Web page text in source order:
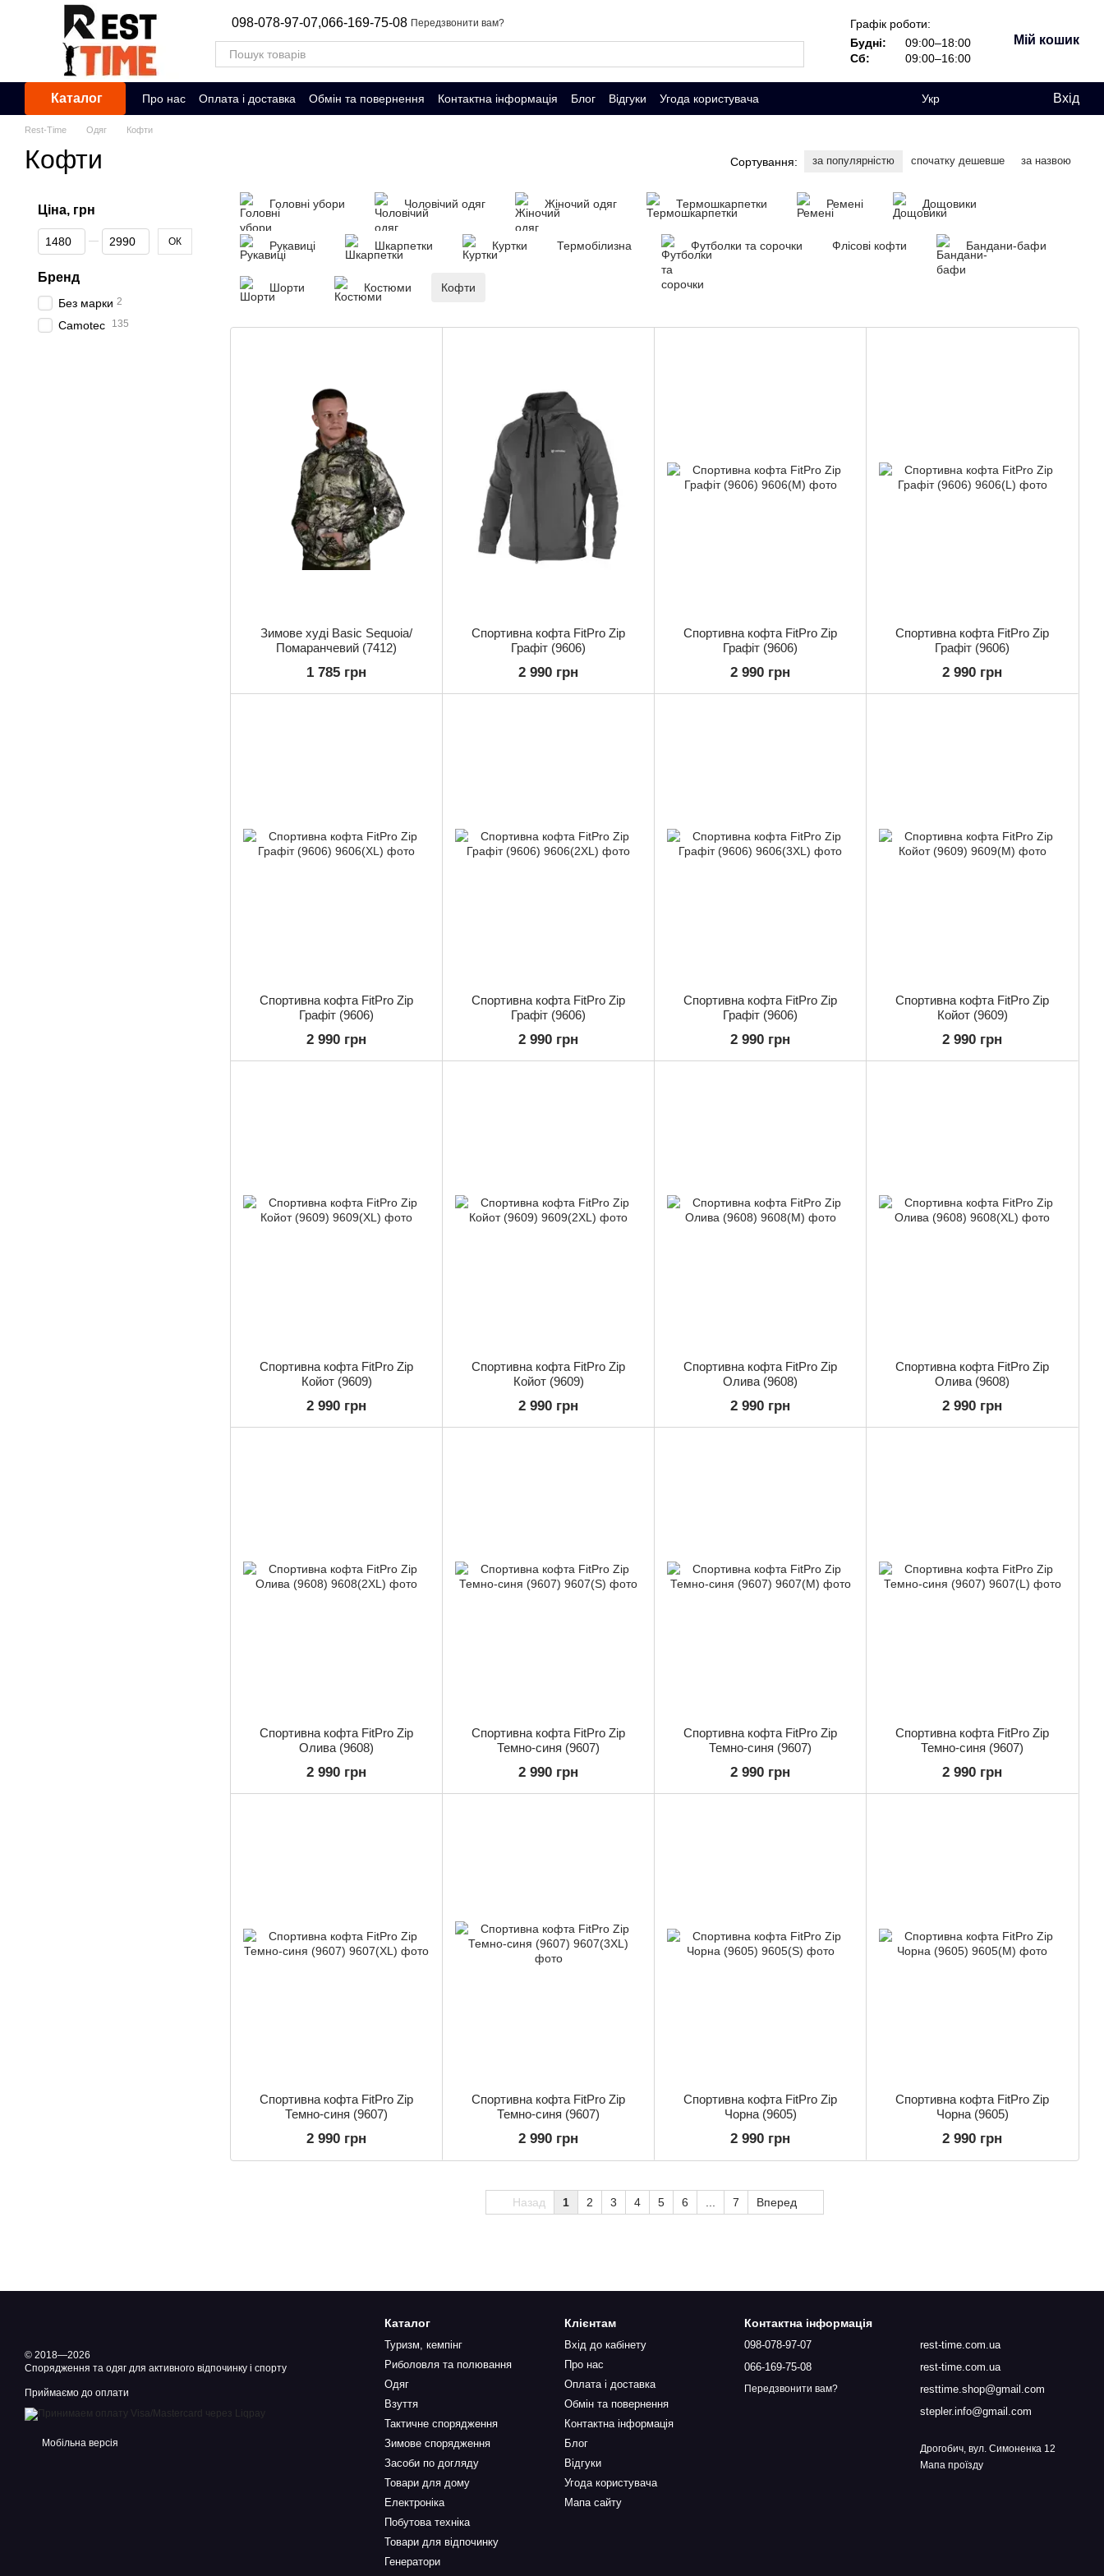
Перейти до основного контенту
098-078-97-07,066-169-75-08 Передзвонити вам?
Графік роботи:
Будні:
09:00–18:00
Сб:
09:00–16:00
Мій кошик
Каталог Про нас Оплата і доставка Обмін та повернення Контактна інформація Блог Відгуки Угода користувача Укр Вхід
Rest-Time Одяг Кофти
Кофти Сортування: за популярністю спочатку дешевше за назвою
Головні убори Чоловічий одяг Жіночий одяг Термошкарпетки Ремені Дощовики
Рукавиці Шкарпетки Куртки Термобілизна Футболки та сорочки Флісові кофти Бандани-бафи
Шорти Костюми Кофти
Зимове худі Basic Sequoia/
Помаранчевий (7412)
1 785 грн
Спортивна кофта FitPro Zip
Графіт (9606)
2 990 грн
Спортивна кофта FitPro Zip
Графіт (9606)
2 990 грн
Спортивна кофта FitPro Zip
Графіт (9606)
2 990 грн
Спортивна кофта FitPro Zip
Графіт (9606)
2 990 грн
Спортивна кофта FitPro Zip
Графіт (9606)
2 990 грн
Спортивна кофта FitPro Zip
Графіт (9606)
2 990 грн
Спортивна кофта FitPro Zip
Койот (9609)
2 990 грн
Спортивна кофта FitPro Zip
Койот (9609)
2 990 грн
Спортивна кофта FitPro Zip
Койот (9609)
2 990 грн
Спортивна кофта FitPro Zip
Олива (9608)
2 990 грн
Спортивна кофта FitPro Zip
Олива (9608)
2 990 грн
Спортивна кофта FitPro Zip
Олива (9608)
2 990 грн
Спортивна кофта FitPro Zip
Темно-синя (9607)
2 990 грн
Спортивна кофта FitPro Zip
Темно-синя (9607)
2 990 грн
Спортивна кофта FitPro Zip
Темно-синя (9607)
2 990 грн
Спортивна кофта FitPro Zip
Темно-синя (9607)
2 990 грн
Спортивна кофта FitPro Zip
Темно-синя (9607)
2 990 грн
Спортивна кофта FitPro Zip
Чорна (9605)
2 990 грн
Спортивна кофта FitPro Zip
Чорна (9605)
2 990 грн
Назад 1 2 3 4 5 6 ... 7 Вперед
Ціна, грн
Від Ціна, грн
До Ціна, грн ОК
Бренд
Без марки 2
Camotec 135
© 2018—2026
Спорядження та одяг для активного відпочинку і спорту
Приймаємо до оплати
Мобільна версія
Каталог
Туризм, кемпінг
Риболовля та полювання
Одяг
Взуття
Тактичне спорядження
Зимове спорядження
Засоби по догляду
Товари для дому
Електроніка
Побутова техніка
Товари для відпочинку
Генератори
Клієнтам
Вхід до кабінету
Про нас
Оплата і доставка
Обмін та повернення
Контактна інформація
Блог
Відгуки
Угода користувача
Мапа сайту
Контактна інформація
098-078-97-07
066-169-75-08
Передзвонити вам?
rest-time.com.ua
rest-time.com.ua
resttime.shop@gmail.com
stepler.info@gmail.com
Дрогобич, вул. Симоненка 12
Мапа проїзду